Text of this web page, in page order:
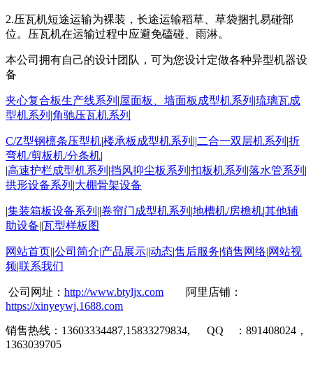
2.压瓦机短途运输为裸装，长途运输稻草、草袋捆扎易碰部
位。压瓦机在运输过程中应避免磕碰、雨淋。
本公司拥有自己的设计团队，可为您设计定做各种异型机器设
备
夹心复合板生产线系列 |屋面板 、墙面板成型机系列 |琉璃瓦成
型机系列 |角驰压瓦机系列
C/Z型钢檩条压型机|楼承板成型机系列 ||二合一双层机系列 |折
弯机/剪板机/分条机|
|高速护栏成型机系列 |挡风抑尘板系列 |扣板机系列 |落水管系列 |
拱形设备系列 |大棚骨架设备
|集装箱板设备系列 ||卷帘门成型机系列 |地槽机/房檐机|其他辅
助设备||瓦型样板图
网站首页||公司简介|产品展示||动态|售后服务|销售网络|网站视
频|联系我们
公司网址： http://www.btyljx.com
阿里店铺：
https://xinyeywj.1688.com
销售热线： 13603334487,15833279834, QQ ： 891408024 ，
1363039705